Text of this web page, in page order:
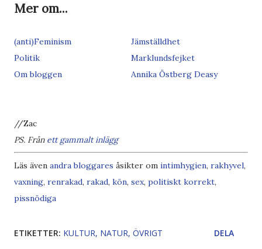
Mer om...
(anti)Feminism
Jämställdhet
Politik
Marklundsfejket
Om bloggen
Annika Östberg Deasy
//Zac
PS. Från ett gammalt inlägg
Läs även andra bloggares åsikter om intimhygien, rakhyvel,
vaxning, renrakad, rakad, kön, sex, politiskt korrekt,
pissnödiga
ETIKETTER: KULTUR NATUR ÖVRIGT DELA